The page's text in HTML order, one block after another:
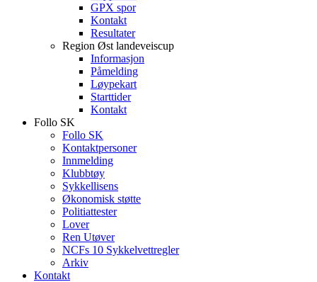
GPX spor
Kontakt
Resultater
Region Øst landeveiscup
Informasjon
Påmelding
Løypekart
Starttider
Kontakt
Follo SK
Follo SK
Kontaktpersoner
Innmelding
Klubbtøy
Sykkellisens
Økonomisk støtte
Politiattester
Lover
Ren Utøver
NCFs 10 Sykkelvettregler
Arkiv
Kontakt